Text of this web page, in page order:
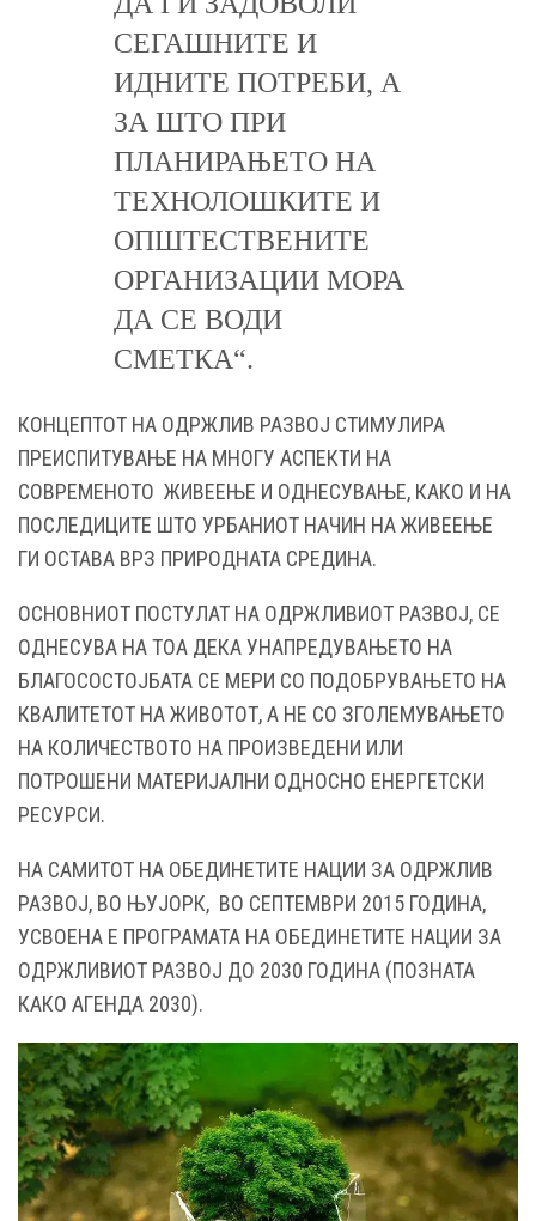
СЕГАШНИТЕ И
ИДНИТЕ ПОТРЕБИ, А
ЗА ШТО ПРИ
ПЛАНИРАЊЕТО НА
ТЕХНОЛОШКИТЕ И
ОПШТЕСТВЕНИТЕ
ОРГАНИЗАЦИИ МОРА
ДА СЕ ВОДИ
СМЕТКА“.
КОНЦЕПТОТ НА ОДРЖЛИВ РАЗВОЈ СТИМУЛИРА
ПРЕИСПИТУВАЊЕ НА МНОГУ АСПЕКТИ НА
СОВРЕМЕНОТО ЖИВЕЕЊЕ И ОДНЕСУВАЊЕ, КАКО И НА
ПОСЛЕДИЦИТЕ ШТО УРБАНИОТ НАЧИН НА ЖИВЕЕЊЕ
ГИ ОСТАВА ВРЗ ПРИРОДНАТА СРЕДИНА.
ОСНОВНИОТ ПОСТУЛАТ НА ОДРЖЛИВИОТ РАЗВОЈ, СЕ
ОДНЕСУВА НА ТОА ДЕКА УНАПРЕДУВАЊЕТО НА
БЛАГОСОСТОЈБАТА СЕ МЕРИ СО ПОДОБРУВАЊЕТО НА
КВАЛИТЕТОТ НА ЖИВОТОТ, А НЕ СО ЗГОЛЕМУВАЊЕТО
НА КОЛИЧЕСТВОТО НА ПРОИЗВЕДЕНИ ИЛИ
ПОТРОШЕНИ МАТЕРИЈАЛНИ ОДНОСНО ЕНЕРГЕТСКИ
РЕСУРСИ.
НА САМИТОТ НА ОБЕДИНЕТИТЕ НАЦИИ ЗА ОДРЖЛИВ
РАЗВОЈ, ВО ЊУЈОРК, ВО СЕПТЕМВРИ 2015 ГОДИНА,
УСВОЕНА Е ПРОГРАМАТА НА ОБЕДИНЕТИТЕ НАЦИИ ЗА
ОДРЖЛИВИОТ РАЗВОЈ ДО 2030 ГОДИНА (ПОЗНАТА
КАКО АГЕНДА 2030).